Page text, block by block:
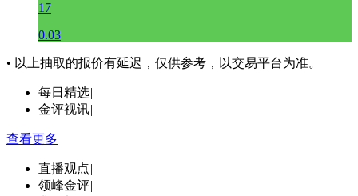
17
0.03
• 以上抽取的报价有延迟，仅供参考，以交易平台为准。
每日精选|
金评视讯|
查看更多
直播观点|
领峰金评|